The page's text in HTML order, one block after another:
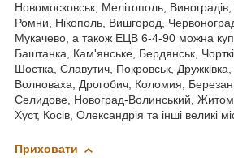
Новомосковськ, Мелітополь,
Ромни, Нікополь, Вишгород,
Мукачево, а також ЕЦВ 6-4-90 можна
Баштанка, Кам'янське, Бердянськ,
Шостка, Славутич, Покровськ,
Волноваха, Дрогобич, Коломия,
Селидове, Новоград-Волинський,
Хуст, Косів, Олександрія та інші великі
Приховати